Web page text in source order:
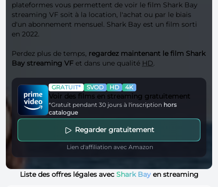
plateformes vous permettent de voir le film Shark Bay
streaming VF soit à la location, l'achat ou par le biais
d'un abonnement mensuel. Shark Bay est un film sorti
en 2022.
Perdez plus de temps, regardez maintenant le film Shark
Bay streaming VF et dans une qualité HD.
GRATUIT* SVOD HD 4K
Voir des films en streaming gratuitement
*Gratuit pendant 30 jours à l'inscription hors
catalogue
Regarder gratuitement
Lien d'affiliation avec Amazon
Liste des offres légales avec Shark Bayen streaming